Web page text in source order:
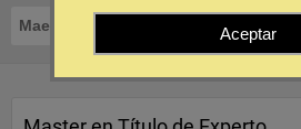
Maestrías Derecho Inmobiliario
Aceptar